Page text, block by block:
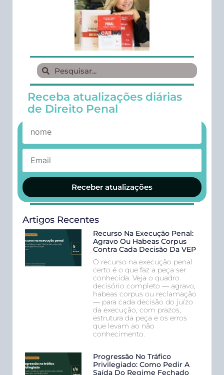
Receba atualizações diárias
de Direito Penal
Receber atualizações
Artigos Recentes
Recurso Na Execução Penal:
Agravo Ou Habeas Corpus
Contra Cada Decisão Da VEP
O recurso na execução penal
certo é o que faz a peça ser
conhecida. Veja o quadro
decisório completo — agravo,
habeas corpus ou reclamação
— para cada decisão do juízo
da execução, com prazos,
estrutura da peça e os erros
que levam ao não
conhecimento.
Progressão No Tráfico
Privilegiado: Como Pedir A
Saída Do Regime Fechado